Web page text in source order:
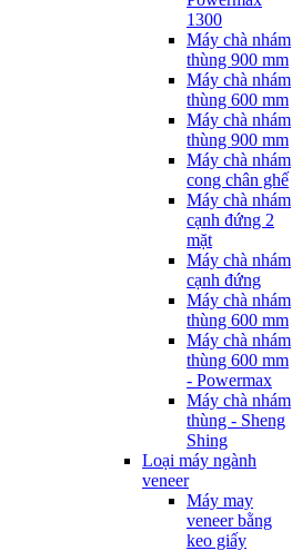
1300
Máy chà nhám
thùng 900 mm
Máy chà nhám
thùng 600 mm
Máy chà nhám
thùng 900 mm
Máy chà nhám
cong chân ghế
Máy chà nhám
cạnh đứng 2
mặt
Máy chà nhám
cạnh đứng
Máy chà nhám
thùng 600 mm
Máy chà nhám
thùng 600 mm
- Powermax
Máy chà nhám
thùng - Sheng
Shing
Loại máy ngành
veneer
Máy may
veneer bằng
keo giấy